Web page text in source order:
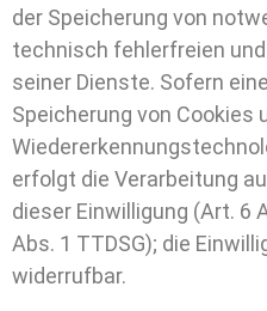
der Speicherung von
technisch fehlerfreien
seiner Dienste. Sofern
Speicherung von Cookies
erfolgt die Verarbeitung
dieser Einwilligung (Art. 6
Abs. 1 TTDSG); die
widerrufbar.